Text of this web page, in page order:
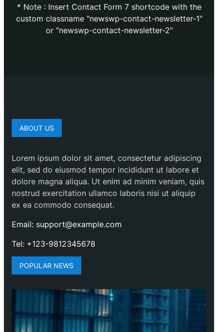
* Note : Insert Contact Form 7 shortcode with the
custom classname "newswp-contact-newsletter-1"
or "newswp-contact-newsletter-2"
ABOUT US
Lorem ipsum dolor sit amet, consectetur adipiscing
elit, sed do eiusmod tempor incididunt ut labore et
dolore magna aliqua. Ut enim ad minim veniam, quis
nostrud exercitation ullamco laboris nisi ut aliquip
ex ea commodo consequat.
Email: support@example.com
Tel: +123-9812345678
POPULAR NEWS